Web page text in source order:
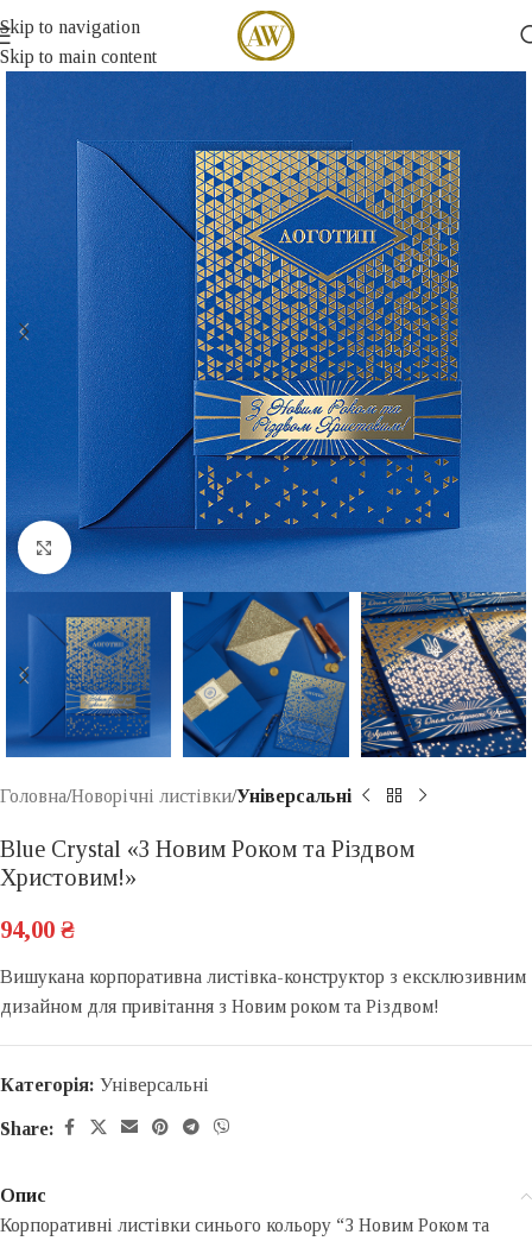
Skip to navigation
Skip to main content
Click to enlarge
Головна Новорічні листівки Універсальні
Blue Crystal «З Новим Роком та Різдвом
Христовим!»
94,00 ₴
Вишукана корпоративна листівка-конструктор з ексклюзивним
дизайном для привітання з Новим роком та Різдвом!
Категорія: Універсальні
Share:
Опис
Корпоративні листівки синього кольору “З Новим Роком та